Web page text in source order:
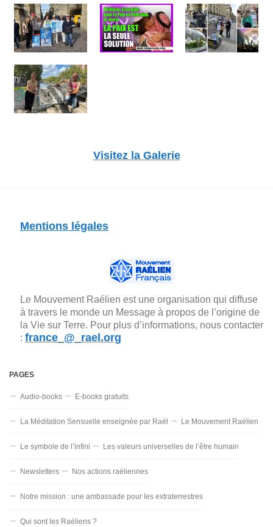
Visitez la Galerie
Mentions légales
Le Mouvement Raélien est une organisation qui diffuse
à travers le monde un Message à propos de l’origine de
la Vie sur Terre. Pour plus d’informations, nous contacter
: france_@_rael.org
PAGES
Audio-books E-books gratuits
La Méditation Sensuelle enseignée par Raël Le Mouvement Raélien
Le symbole de l’infini Les valeurs universelles de l’être humain
Newsletters Nos actions raéliennes
Notre mission : une ambassade pour les extraterrestres
Qui sont les Raéliens ?